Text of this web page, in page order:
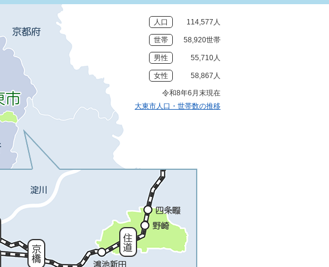
人口 114,577人
世帯 58,920世帯
男性 55,710人
女性 58,867人
令和8年6月末現在
大東市人口・世帯数の推移